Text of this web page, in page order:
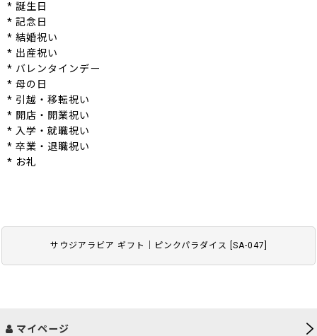
サウジアラビア ギフト｜ピンクパラダイス SA-047
* 誕生日
* 記念日
* 結婚祝い
* 出産祝い
* バレンタインデー
* 母の日
* 引越・移転祝い
* 開店・開業祝い
* 入学・就職祝い
* 卒業・退職祝い
* お礼
マイページ